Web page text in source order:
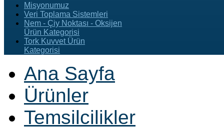
Misyonumuz
Veri Toplama Sistemleri
Nem - Çiy Noktası - Oksijen
Ürün Kategorisi
Tork Kuvvet Ürün
Kategorisi
Ana Sayfa
Ürünler
Temsilcilikler